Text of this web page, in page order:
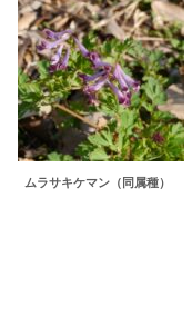
ムラサキケマン（同属種）